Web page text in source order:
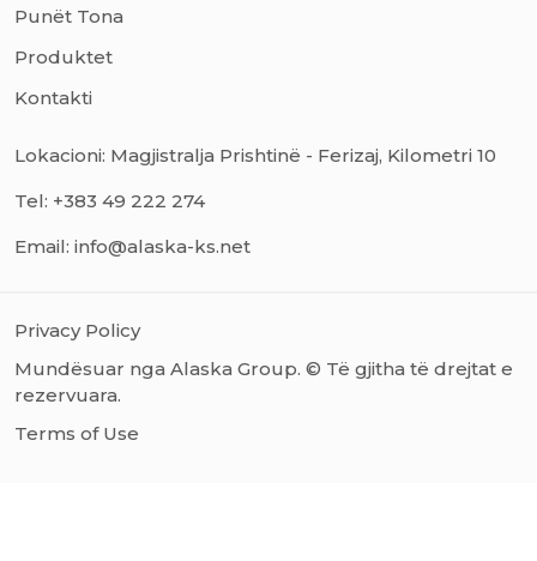
Punët Tona
Produktet
Kontakti
Lokacioni: Magjistralja Prishtinë - Ferizaj, Kilometri 10
Tel: +383 49 222 274
Email: info@alaska-ks.net
Privacy Policy
Mundësuar nga Alaska Group. © Të gjitha të drejtat e
rezervuara.
Terms of Use